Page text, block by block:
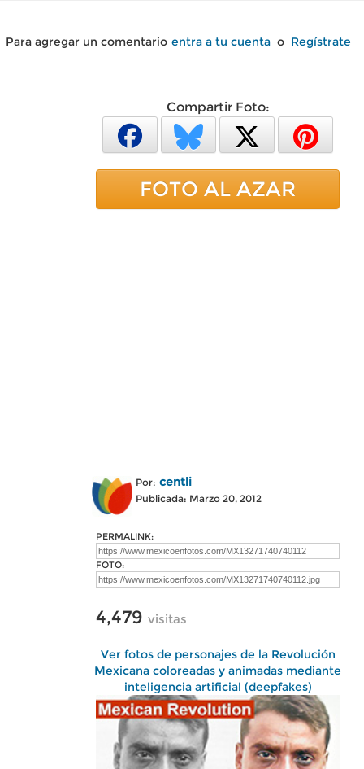
Para agregar un comentario entra a tu cuenta o Regístrate
Compartir Foto:
FOTO AL AZAR
Por: centli
Publicada: Marzo 20, 2012
PERMALINK:
FOTO:
4,479 visitas
Ver fotos de personajes de la Revolución
Mexicana coloreadas y animadas mediante
inteligencia artificial (deepfakes)